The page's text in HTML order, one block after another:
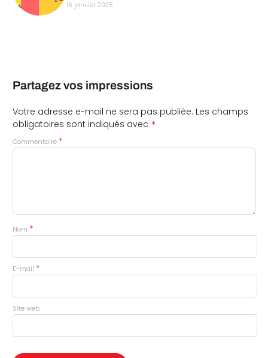
16 janvier 2025
Partagez vos impressions
Votre adresse e-mail ne sera pas publiée. Les champs
obligatoires sont indiqués avec *
Commentaire *
Nom *
E-mail *
Site web